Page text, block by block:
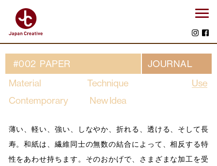
#002 PAPER
JOURNAL
Material
Technique
Use
Contemporary
New Idea
薄い、軽い、強い、しなやか、折れる、透ける、そして長
寿。和紙は、繊維同士の無数の結合によって、相反する特
性をあわせ持ちます。そのおかげで、さまざまな加工を受